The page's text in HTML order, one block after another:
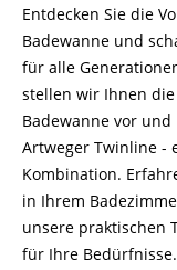
Entdecken Sie die
Badewanne und
für alle
stellen wir Ihnen
Badewanne vor
Artweger Twinline -
Kombination.
in Ihrem
unsere praktischen
für Ihre Bedürfnisse.